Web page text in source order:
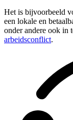
Het is bijvoorbeeld
een lokale en
onder andere ook in
arbeidsconflict.